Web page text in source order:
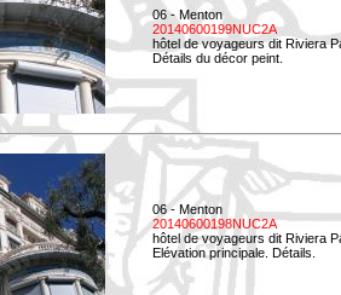
06 - Menton
20140600199NUC2A
hôtel de voyageurs dit Riviera
Détails du décor peint.
06 - Menton
20140600198NUC2A
hôtel de voyageurs dit Riviera
Elévation principale. Détails.